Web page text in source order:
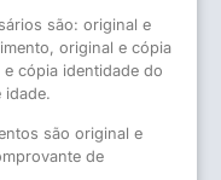
são: original e
original e cópia
cópia identidade do
idade.
são original e
de